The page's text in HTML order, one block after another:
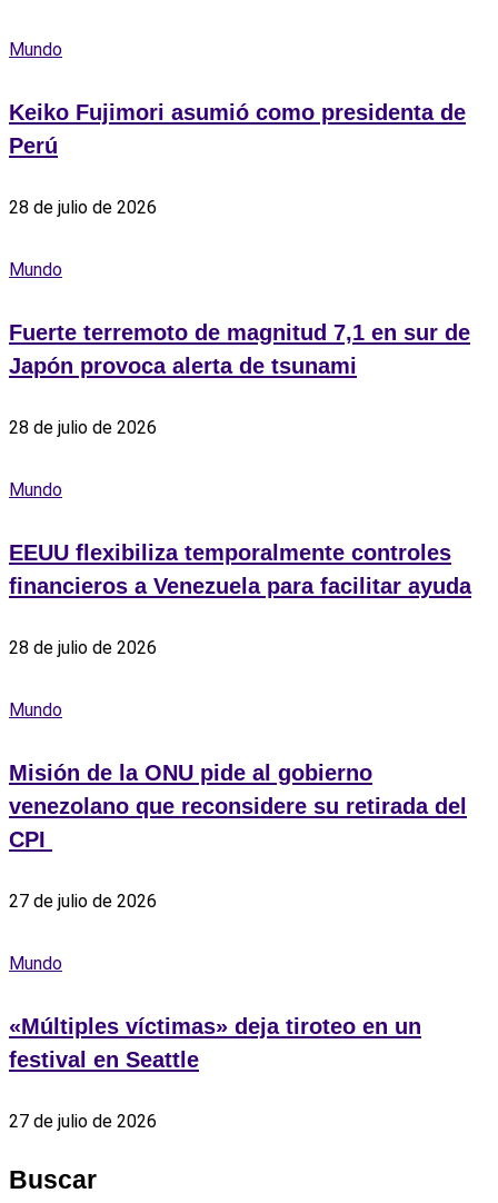
Mundo
Keiko Fujimori asumió como presidenta de
Perú
28 de julio de 2026
Mundo
Fuerte terremoto de magnitud 7,1 en sur de
Japón provoca alerta de tsunami
28 de julio de 2026
Mundo
EEUU flexibiliza temporalmente controles
financieros a Venezuela para facilitar ayuda
28 de julio de 2026
Mundo
Misión de la ONU pide al gobierno
venezolano que reconsidere su retirada del
CPI ‎
27 de julio de 2026
Mundo
«Múltiples víctimas» deja tiroteo en un
festival en Seattle
27 de julio de 2026
Buscar